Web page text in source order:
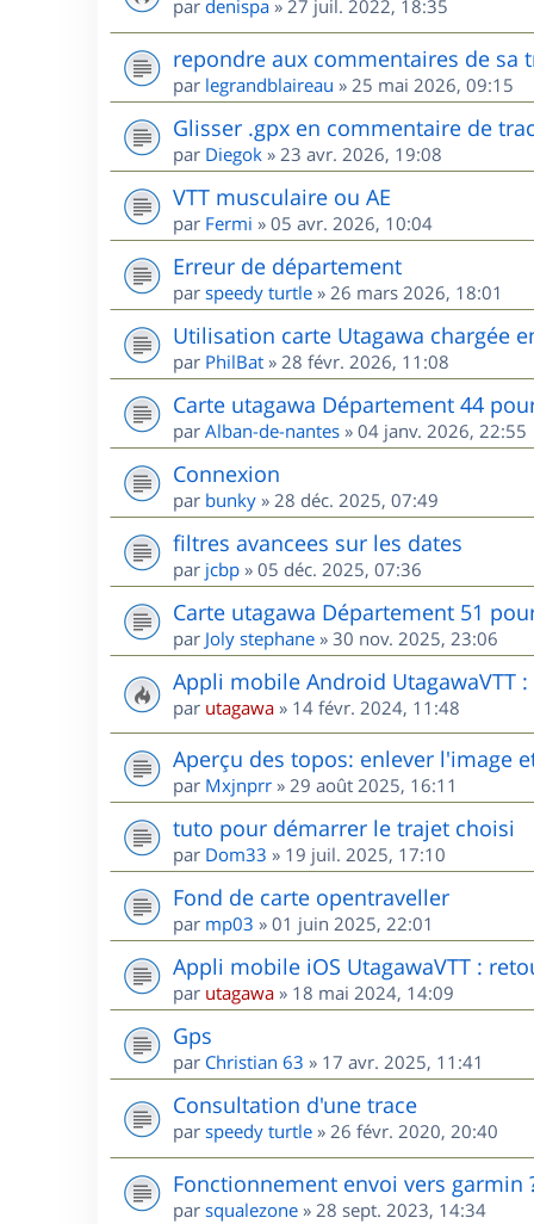
par denispa » 27 juil. 2022, 18:35
repondre aux commentaires de sa
par legrandblaireau » 25 mai 2026, 09:15
Glisser .gpx en commentaire de
par Diegok » 23 avr. 2026, 19:08
VTT musculaire ou AE
par Fermi » 05 avr. 2026, 10:04
Erreur de département
par speedy turtle » 26 mars 2026, 18:01
Utilisation carte Utagawa chargée
par PhilBat » 28 févr. 2026, 11:08
Carte utagawa Département 44
par Alban-de-nantes » 04 janv. 2026, 22:55
Connexion
par bunky » 28 déc. 2025, 07:49
filtres avancees sur les dates
par jcbp » 05 déc. 2025, 07:36
Carte utagawa Département 51
par Joly stephane » 30 nov. 2025, 23:06
Appli mobile Android UtagawaVTT
par utagawa » 14 févr. 2024, 11:48
Aperçu des topos: enlever l'image
par Mxjnprr » 29 août 2025, 16:11
tuto pour démarrer le trajet choisi
par Dom33 » 19 juil. 2025, 17:10
Fond de carte opentraveller
par mp03 » 01 juin 2025, 22:01
Appli mobile iOS UtagawaVTT :
par utagawa » 18 mai 2024, 14:09
Gps
par Christian 63 » 17 avr. 2025, 11:41
Consultation d'une trace
par speedy turtle » 26 févr. 2020, 20:40
Fonctionnement envoi vers garmin
par squalezone » 28 sept. 2023, 14:34